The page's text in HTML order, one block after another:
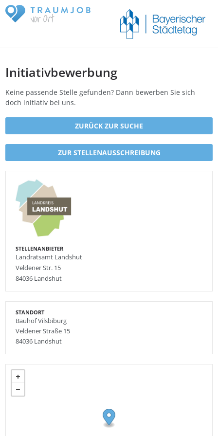
Initiativbewerbung
Keine passende Stelle gefunden? Dann bewerben Sie sich
doch initiativ bei uns.
ZURÜCK ZUR SUCHE
ZUR STELLENAUSSCHREIBUNG
STELLENANBIETER
Landratsamt Landshut
Veldener Str. 15
84036 Landshut
STANDORT
Bauhof Vilsbiburg
Veldener Straße 15
84036 Landshut